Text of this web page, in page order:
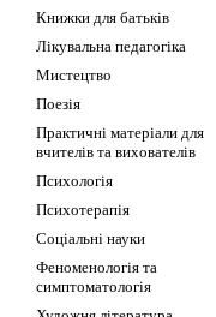
Книжки для батьків
Лікувальна педагогіка
Мистецтво
Поезія
Практичні матеріали для
вчителів та вихователів
Психологія
Психотерапія
Соціальні науки
Феноменологія та
симптоматологія